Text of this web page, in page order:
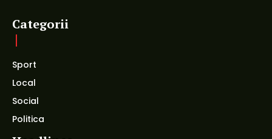
Categorii
Sport
Local
Social
Politica